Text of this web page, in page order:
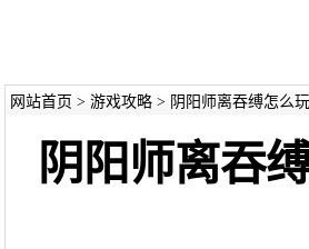
网站首页 > 游戏攻略> 阴阳师离吞缚怎么
阴阳师离吞